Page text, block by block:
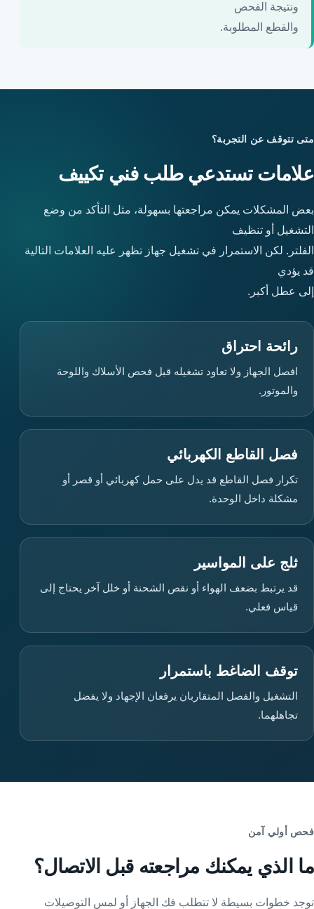
ونتيجة الفحص
والقطع المطلوبة.
متى تتوقف عن التجربة؟
علامات تستدعي طلب فني تكييف
بعض المشكلات يمكن مراجعتها بسهولة، مثل التأكد من وضع
التشغيل أو تنظيف
الفلتر. لكن الاستمرار في تشغيل جهاز تظهر عليه العلامات التالية
قد يؤدي
إلى عطل أكبر.
رائحة احتراق
افصل الجهاز ولا تعاود تشغيله قبل فحص الأسلاك واللوحة
والموتور.
فصل القاطع الكهربائي
تكرار فصل القاطع قد يدل على حمل كهربائي أو قصر أو
مشكلة داخل الوحدة.
ثلج على المواسير
قد يرتبط بضعف الهواء أو نقص الشحنة أو خلل آخر يحتاج إلى
قياس فعلي.
توقف الضاغط باستمرار
التشغيل والفصل المتقاربان يرفعان الإجهاد ولا يفضل
تجاهلهما.
فحص أولي آمن
ما الذي يمكنك مراجعته قبل الاتصال؟
توجد خطوات بسيطة لا تتطلب فك الجهاز أو لمس التوصيلات